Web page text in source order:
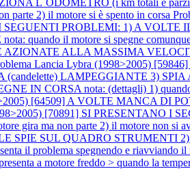
parte 2) il motore si è spento in corsa
SEGUENTI PROBLEMI: 1) A
quando il motore si spegne
ALLA MASSIMA
Lancia Lybra (1998>2005)
LAMPEGGIANTE 3) SPIA
IN CORSA nota: (dettagli) 1)
[64509] A VOLTE MANCA DI
[70891] SI PRESENTANO I
gira ma non parte 2) il motore non si
SPIE SUL QUADRO STRUMENTI
il problema spegnendo e riavviando
a motore freddo > quando la